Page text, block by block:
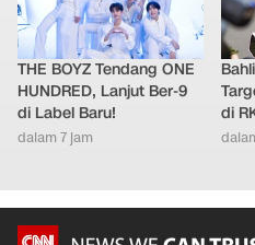
THE BOYZ Tendang ONE
HUNDRED, Lanjut Ber-9
di Label Baru!
dalam 7 jam
di